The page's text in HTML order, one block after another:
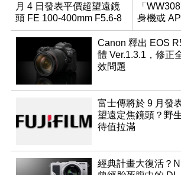
月 4 日發表平價超望遠鏡
頭 FE 100-400mm F5.6-8
「
身機或
成員？
Canon 釋出 EOS
體 Ver.1.3.1，修正
效問題
富士傳將於 9 月發
望遠定焦鏡頭？野
待值拉滿
經典計畫大復活？